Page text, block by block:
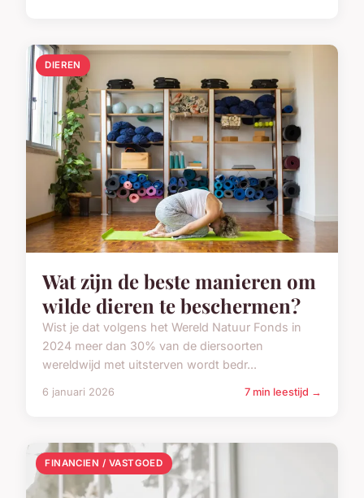
DIEREN
Wat zijn de beste manieren om
wilde dieren te beschermen?
Wist je dat volgens het Wereld Natuur Fonds in
2024 meer dan 30% van de diersoorten
wereldwijd met uitsterven wordt bedr...
6 januari 2026 7 min leestijd →
FINANCIEN / VASTGOED